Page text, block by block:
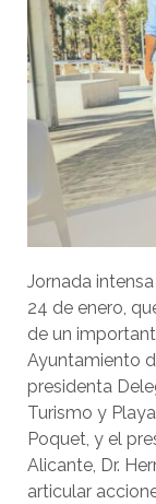
Jornada
24 de enero,
de un
Ayuntamiento
presidenta
Turismo y
Poquet, y el
Alicante, Dr.
articular